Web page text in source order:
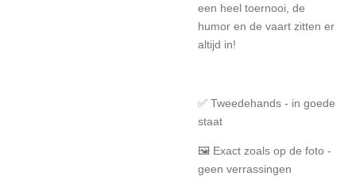
een heel toernooi, de
humor en de vaart zitten er
altijd in!
✅ Tweedehands - in goede
staat
🖼️ Exact zoals op de foto -
geen verrassingen